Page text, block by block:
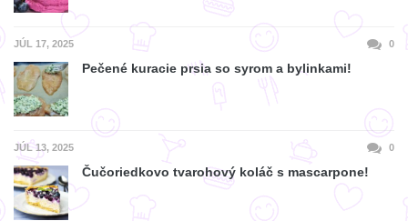
JÚL 17, 2025 0
Pečené kuracie prsia so syrom a bylinkami!
JÚL 13, 2025 0
Čučoriedkovo tvarohový koláč s mascarpone!